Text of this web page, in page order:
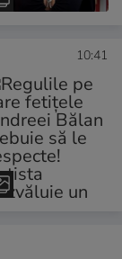
10:41